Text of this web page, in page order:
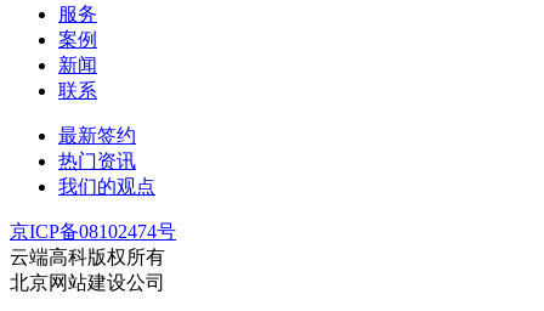
服务
案例
新闻
联系
最新签约
热门资讯
我们的观点
京ICP备08102474号
云端高科版权所有
北京网站建设公司